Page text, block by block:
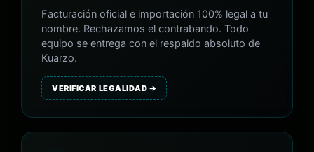
Facturación oficial e importación 100% legal a tu
nombre. Rechazamos el contrabando. Todo
equipo se entrega con el respaldo absoluto de
Kuarzo.
VERIFICAR LEGALIDAD ➔